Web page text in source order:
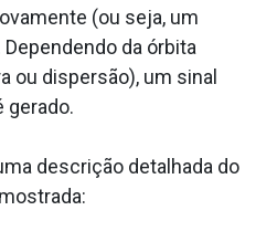
(ou seja, um
da órbita
ou dispersão), um sinal
gerado.
descrição detalhada do